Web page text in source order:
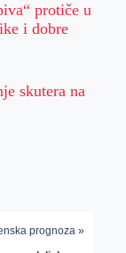
protiče u
i dobre
skutera na